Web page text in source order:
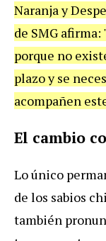
Naranja y
de SMG
porque no
plazo y se
acompañen
El cambio
Lo único
de los sabios
también